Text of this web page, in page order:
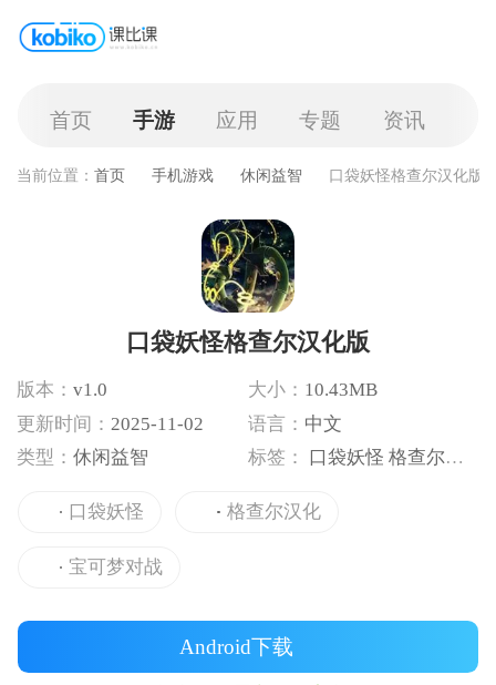
首页 手游 应用 专题 资讯
当前位置： 首页 手机游戏 休闲益智 口袋妖怪格查尔汉化版
口袋妖怪格查尔汉化版
版本： v1.0 大小： 10.43MB
更新时间： 2025-11-02 语言： 中文
类型： 休闲益智 标签： 口袋妖怪 格查尔汉化
口袋妖怪 格查尔汉化
宝可梦对战
Android下载